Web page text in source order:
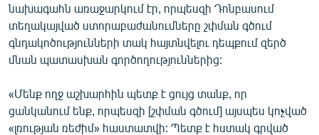
նախագահն առաջարկում էր, որպեսզի Դոնբասում
տեղակայված ստորաբաժանումները շփման գծում
գնդակոծությունների տակ հայտնվելու դեպքում զերծ
մնան պատասխան գործողություններից:
«Մենք ողջ աշխարհին պետք է ցույց տանք, որ
ցանկանում ենք, որպեսզի [շփման գծում] այսպես կոչված
«լռության ռեժիմ» հաստատվի: Պետք է հստակ գրված